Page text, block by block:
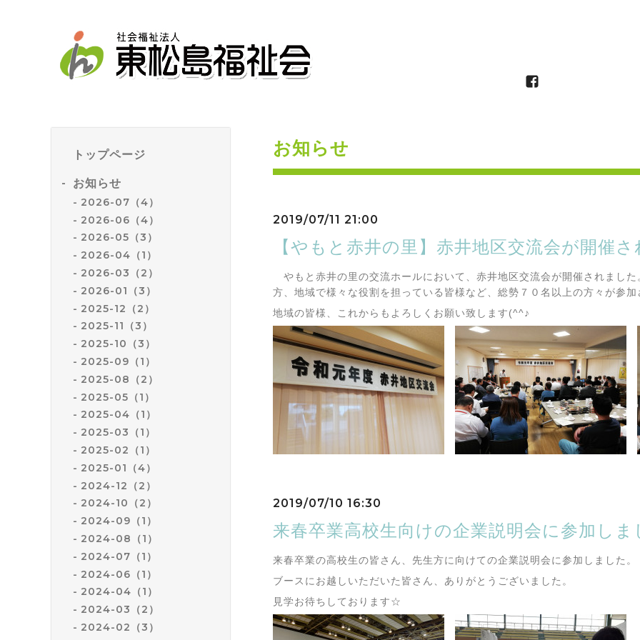
トップページ
お知らせ
2026-07（4）
2026-06（4）
2026-05（3）
2026-04（1）
2026-03（2）
2026-01（3）
2025-12（2）
2025-11（3）
2025-10（3）
2025-09（1）
2025-08（2）
2025-05（1）
2025-04（1）
2025-03（1）
2025-02（1）
2025-01（4）
2024-12（2）
2024-10（2）
2024-09（1）
2024-08（1）
2024-07（1）
2024-06（1）
2024-04（1）
2024-03（2）
2024-02（3）
お知らせ
2019/07/11 21:00
【やもと赤井の里】赤井地区交流会が開催
やもと赤井の里の交流ホールにおいて、赤井地区交流会が開催されまし
方、地域で様々な役割を担っている皆様など、総勢７０名以上の方々が参
地域の皆様、これからもよろしくお願い致します(^^♪
2019/07/10 16:30
来春卒業高校生向けの企業説明会に参加し
来春卒業の高校生の皆さん、先生方に向けての企業説明会に参加しました。
ブースにお越しいただいた皆さん、ありがとうございました。
見学お待ちしております☆